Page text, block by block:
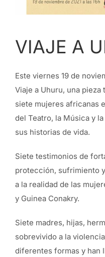
VIAJE A
Este viernes 19 de
Viaje a Uhuru, una
siete mujeres africanas
del Teatro, la Música y
sus historias de vida.
Siete testimonios de
protección, sufrimiento
a la realidad de las
y Guinea Conakry.
Siete madres, hijas,
sobrevivido a la
diferentes formas y han